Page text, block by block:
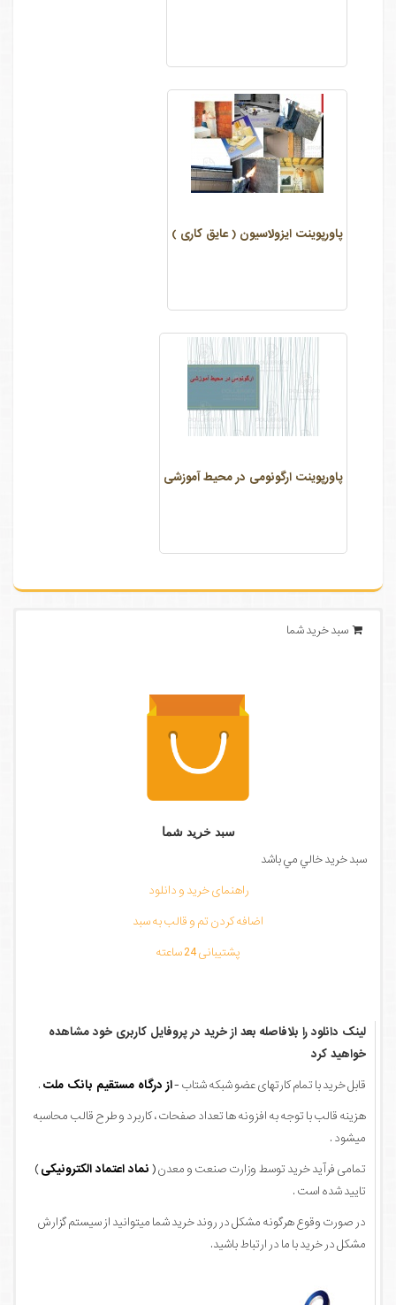
پاورپوینت ایزولاسیون ( عایق کاری )
پاورپوینت ارگونومی در محیط آموزشی
سبد خرید شما
سبد خرید شما
سبد خرید خالي مي باشد
راهنمای خرید و دانلود
اضافه کردن تم و قالب به سبد
پشتیبانی 24 ساعته
لینک دانلود را بلافاصله بعد از خرید در پروفایل کاربری خود مشاهده
خواهید کرد
قابل خرید با تمام کارتهای عضو شبکه شتاب -از درگاه مستقیم بانک ملت .
هزینه قالب با توجه به افزونه ها تعداد صفحات ، کاربرد و طرح قالب محاسبه
میشود .
تمامی فرآید خرید توسط وزارت صنعت و معدن ( نماد اعتماد الکترونیکی)
تایید شده است .
در صورت وقوع هرگونه مشکل در روند خرید شما میتوانید از سیستم گزارش
مشکل در خرید با ما در ارتباط باشید.